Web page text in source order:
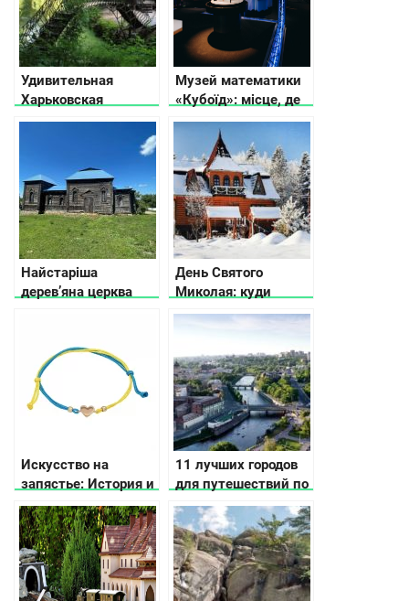
Удивительная
Харьковская
область:
достопримечательности,
исторические места
Музей математики
«Кубоїд»: місце, де
числа оживають
Найстаріша
дерев’яна церква
День Святого
Миколая: куди
поїхати
Искусство на
запястье: История и
значение
драгоценных
браслетов
11 лучших городов
для путешествий по
Украине по версии
CNN